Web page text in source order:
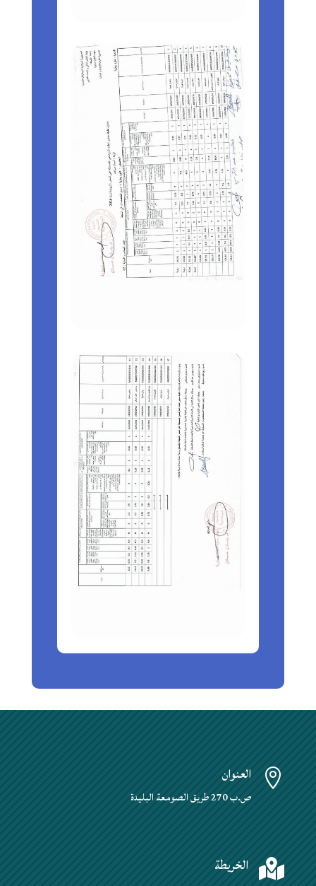
 العنوان
ص.ب 270 طريق الصومعة البليدة
 الخريطة